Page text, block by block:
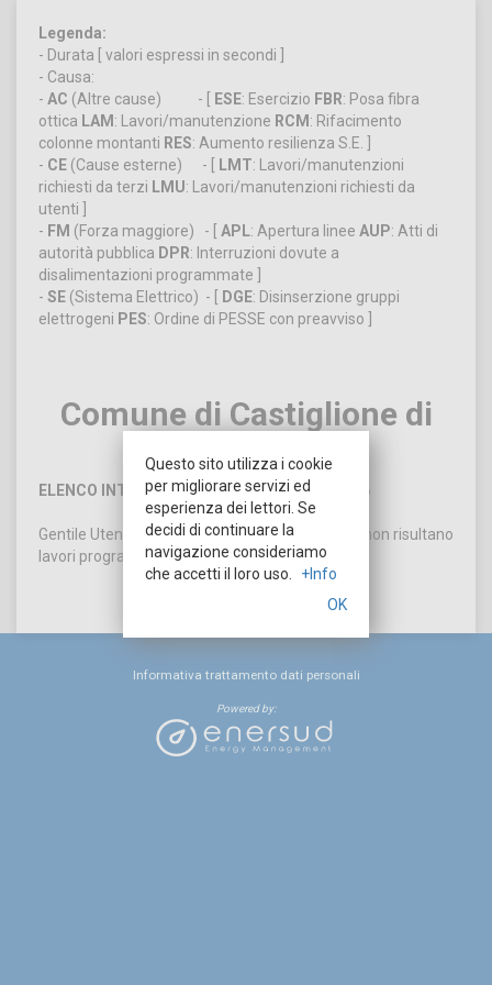
Legenda:
- Durata [ valori espressi in secondi ]
- Causa:
- AC (Altre cause) - [ ESE: Esercizio FBR: Posa fibra
ottica LAM : Lavori/manutenzione RCM : Rifacimento
colonne montanti RES: Aumento resilienza S.E. ]
- CE (Cause esterne) - [ LMT: Lavori/manutenzioni
richiesti da terzi LMU: Lavori/manutenzioni richiesti da
utenti ]
- FM (Forza maggiore) - [ APL: Apertura linee AUP: Atti di
autorità pubblica DPR: Interruzioni dovute a
disalimentazioni programmate ]
- SE (Sistema Elettrico) - [ DGE: Disinserzione gruppi
elettrogeni PES: Ordine di PESSE con preavviso ]
Comune di Castiglione di
Sicilia
ELENCO INTERRUZIONI PROGRAMMATE 2026
Gentile Utente, la informiamo che attualmente non risultano
lavori programmati sulla rete elettrica.
Informativa trattamento dati personali
Powered by:
Questo sito utilizza i cookie
per migliorare servizi ed
esperienza dei lettori. Se
decidi di continuare la
navigazione consideriamo
che accetti il loro uso.
+Info
OK